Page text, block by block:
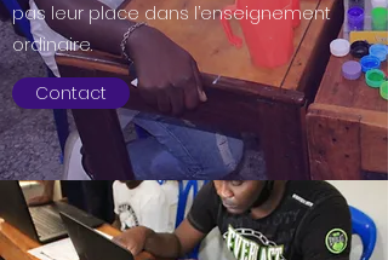
pas leur place dans l’enseignement
ordinaire.
Contact